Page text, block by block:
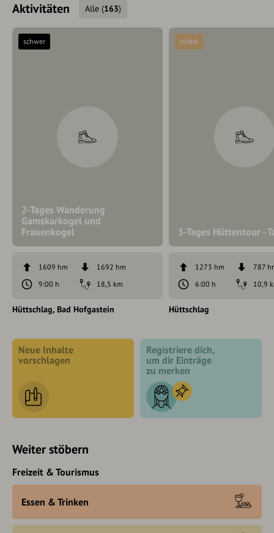
Aktivitäten Alle (163)
2-Tages Wanderung
Gamskarkogel und
Frauenkogel
schwer
1609 hm
1692 hm
9:00 h
18,5 km
Hüttschlag Bad Hofgastein
3-Tages Hüttentour -
mittel
1273 hm
787
6:00 h
10,9
Hüttschlag
Neue Inhalte
vorschlagen
Registriere dich,
um dir Einträge
zu merken
Weiter stöbern
Freizeit & Tourismus
Essen & Trinken